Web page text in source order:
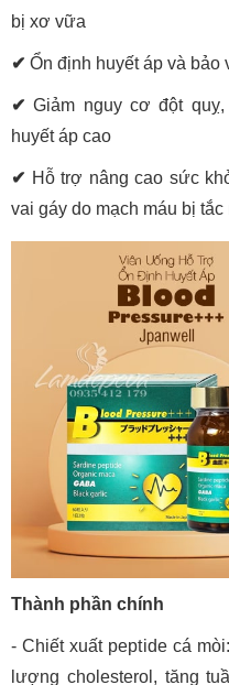
bị xơ vữa
✔ Ổn định huyết áp và bảo
✔Giảm nguy cơ đột
huyết áp cao
✔ Hỗ trợ nâng cao sức
vai gáy do mạch máu bị
Thành phần chính
- Chiết xuất peptide cá
lượng cholesterol, tăng